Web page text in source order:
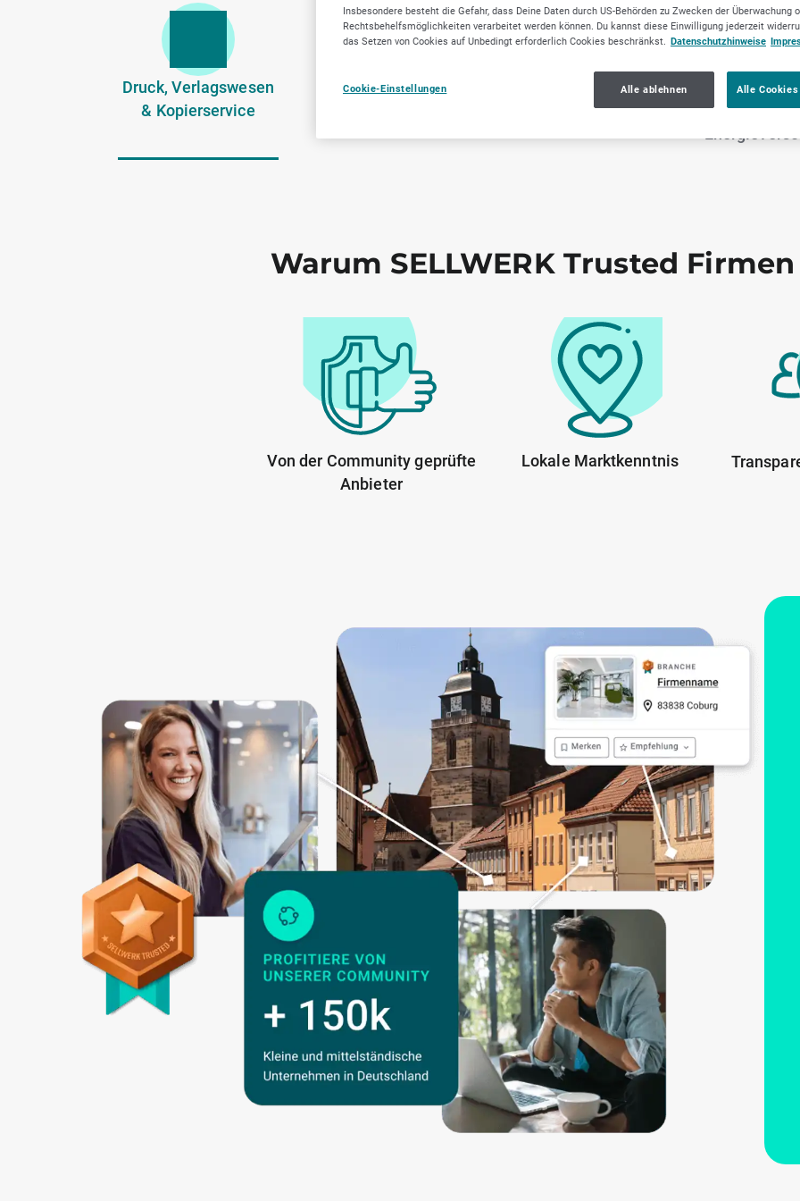
Druck, Verlagswesen
& Kopierservice
Zahnärztliche
Wissenschaft, Labore
& Forschung
men,
Warum SELLWERK Trusted
Von der Community geprüfte
Anbieter
Lokale Marktkenntnis
Insbesondere besteht die Gefahr, dass Deine Daten durch US-Behörden zu Zwecken der Überwachung
Rechtsbehelfsmöglichkeiten verarbeitet werden können. Du kannst diese Einwilligung jederzeit
das Setzen von Cookies auf Unbedingt erforderlich Cookies beschränkst. Datenschutzhinweise
Cookie-Einstellungen Alle ablehnen Alle